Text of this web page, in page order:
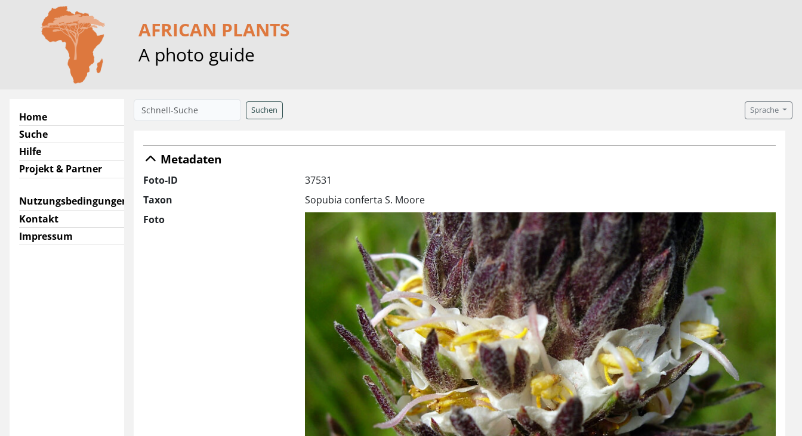
AFRICAN PLANTS
A photo guide
Home
Suche
Hilfe
Projekt & Partner
Nutzungsbedingungen
Kontakt
Impressum
Suchen Sprache
Metadaten
Foto-ID
37531
Taxon
Sopubia conferta S. Moore
Foto